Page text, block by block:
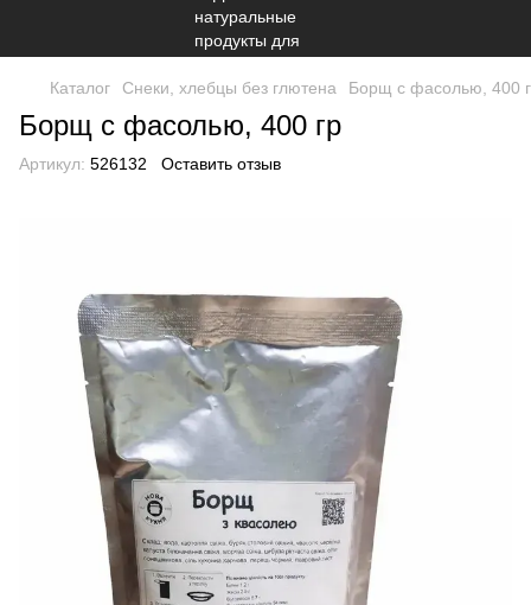
Каталог Снеки, хлебцы без глютена Борщ с фасолью, 400
Борщ с фасолью, 400 гр
Артикул: 526132 Оставить отзыв